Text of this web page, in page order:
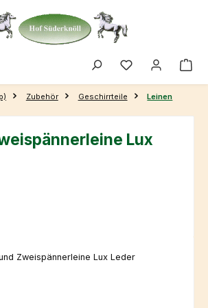
Zubehör Geschirrteile Leinen
Lux